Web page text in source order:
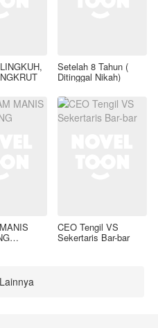
Setelah 8 Tahun (
Ditinggal Nikah)
CEO Tengil VS
Sekertaris Bar-bar